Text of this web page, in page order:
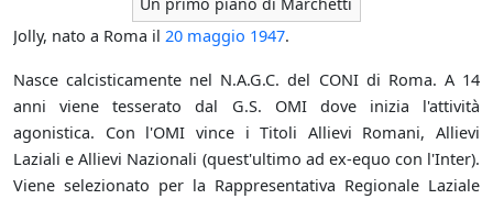
Un primo piano di Marchetti
Jolly, nato a Roma il 20 maggio 1947.
Nasce calcisticamente nel N.A.G.C. del CONI di Roma. A 14
anni viene tesserato dal G.S. OMI dove inizia l'attività
agonistica. Con l'OMI vince i Titoli Allievi Romani, Allievi
Laziali e Allievi Nazionali (quest'ultimo ad ex-equo con l'Inter).
Viene selezionato per la Rappresentativa Regionale Laziale